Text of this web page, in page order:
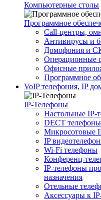
Компьютерные столы
Программное
Call-центры,
Антивирусы и
Домофония и
Операционные
Офисные
Программное
VoIP телефония, IP
IP-Телефоны
Настольные IP-
DECT
Микросотовые
IP
Wi-Fi телефоны
Конференц-
IP-телефоны
назначения
Отельные
Аксессуары к